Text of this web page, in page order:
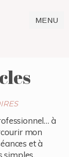
MENU
à
mon
et à
simples,